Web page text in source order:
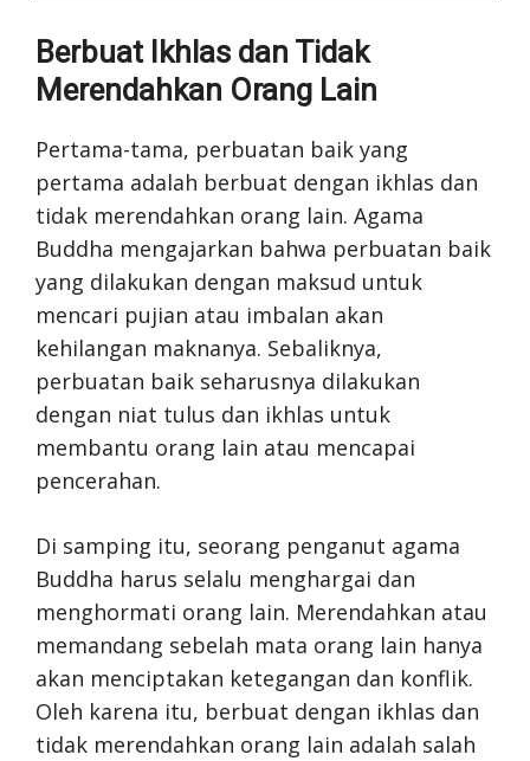
Berbuat Ikhlas dan Tidak
Merendahkan Orang Lain
Pertama-tama, perbuatan baik yang
pertama adalah berbuat dengan ikhlas dan
tidak merendahkan orang lain. Agama
Buddha mengajarkan bahwa perbuatan baik
yang dilakukan dengan maksud untuk
mencari pujian atau imbalan akan
kehilangan maknanya. Sebaliknya,
perbuatan baik seharusnya dilakukan
dengan niat tulus dan ikhlas untuk
membantu orang lain atau mencapai
pencerahan.
Di samping itu, seorang penganut agama
Buddha harus selalu menghargai dan
menghormati orang lain. Merendahkan atau
memandang sebelah mata orang lain hanya
akan menciptakan ketegangan dan konflik.
Oleh karena itu, berbuat dengan ikhlas dan
tidak merendahkan orang lain adalah salah